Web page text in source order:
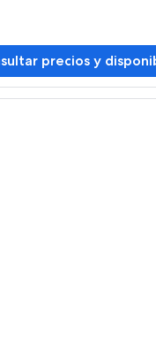
precios y